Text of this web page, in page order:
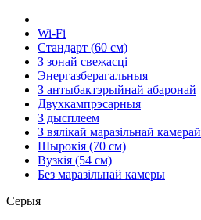
Wi-Fi
Стандарт (60 см)
З зонай свежасці
Энергазберагальныя
З антыбактэрыйнай абаронай
Двухкампрэсарныя
З дысплеем
З вялікай маразільнай камерай
Шырокія (70 см)
Вузкія (54 см)
Без маразільнай камеры
Серыя